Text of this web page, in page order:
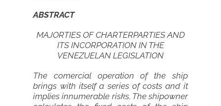
ABSTRACT
MAJORTIES OF CHARTERPARTIES AND
ITS INCORPORATION IN THE
VENEZUELAN LEGISLATION
The comercial operation of the ship
brings with itself a series of costs and it
implies innumerable risks. The shipowner